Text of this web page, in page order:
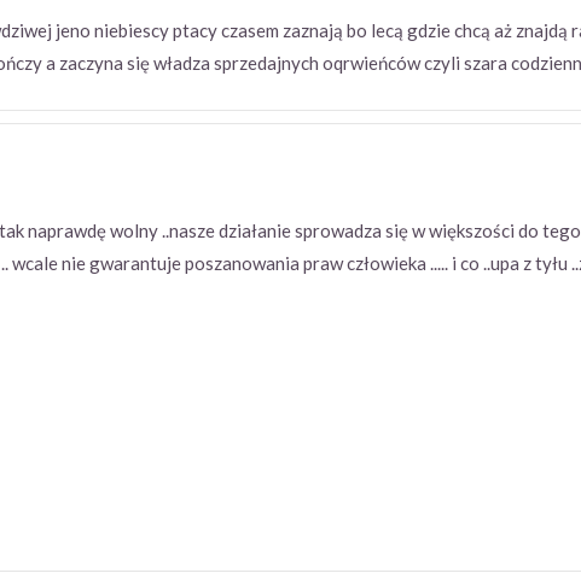
jeno niebiescy ptacy czasem zaznają bo lecą gdzie chcą aż
a zaczyna się władza sprzedajnych oqrwieńców czyli szara
naprawdę wolny ..nasze działanie sprowadza się w większości do
.. wcale nie gwarantuje poszanowania praw człowieka ..... i co ..upa z